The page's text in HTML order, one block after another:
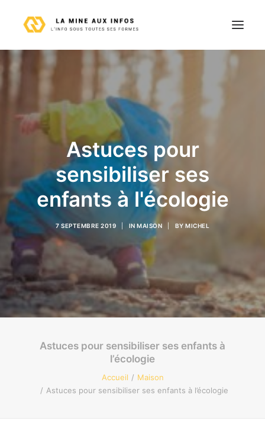
Entreprise
Finance
Maison
Technologie
Voyages
Contact
Recherche
Astuces pour
sensibiliser ses
enfants à l'écologie
7 SEPTEMBRE 2019 IN MAISON BY MICHEL
Astuces pour sensibiliser ses enfants à
l’écologie
Accueil
Maison
Astuces pour sensibiliser ses enfants à l’écologie